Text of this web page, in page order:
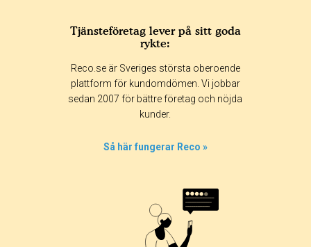
Betyg & tidpunkt:
365 dagar 90 dagar
30 dagar
Tjänsteföretag lever på sitt goda
rykte:
Reco.se är Sveriges största oberoende
plattform för kundomdömen. Vi jobbar
sedan 2007 för bättre företag och nöjda
kunder.
Så här fungerar Reco »